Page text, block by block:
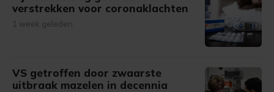
verstrekken voor coronaklachten
1 week geleden
VS getroffen door zwaarste
uitbraak mazelen in decennia